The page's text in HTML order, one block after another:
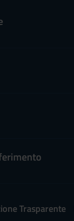
Trasparente